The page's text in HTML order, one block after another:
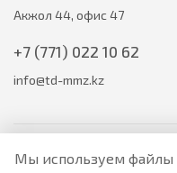
Мы используем файлы
Акжол 44, офис 47
+7 (771) 022 10 62
info@td-mmz.kz